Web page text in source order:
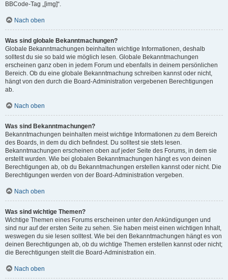
BBCode-Tag „[img]“.
Nach oben
Was sind globale Bekanntmachungen?
Globale Bekanntmachungen beinhalten wichtige Informationen, deshalb
solltest du sie so bald wie möglich lesen. Globale Bekanntmachungen
erscheinen ganz oben in jedem Forum und ebenfalls in deinem persönlichen
Bereich. Ob du eine globale Bekanntmachung schreiben kannst oder nicht,
hängt von den durch die Board-Administration vergebenen Berechtigungen
ab.
Nach oben
Was sind Bekanntmachungen?
Bekanntmachungen beinhalten meist wichtige Informationen zu dem Bereich
des Boards, in dem du dich befindest. Du solltest sie stets lesen.
Bekanntmachungen erscheinen oben auf jeder Seite des Forums, in dem sie
erstellt wurden. Wie bei globalen Bekanntmachungen hängt es von deinen
Berechtigungen ab, ob du Bekanntmachungen erstellen kannst oder nicht. Die
Berechtigungen werden von der Board-Administration vergeben.
Nach oben
Was sind wichtige Themen?
Wichtige Themen eines Forums erscheinen unter den Ankündigungen und
sind nur auf der ersten Seite zu sehen. Sie haben meist einen wichtigen Inhalt,
weswegen du sie lesen solltest. Wie bei den Bekanntmachungen hängt es von
deinen Berechtigungen ab, ob du wichtige Themen erstellen kannst oder nicht;
die Berechtigungen stellt die Board-Administration ein.
Nach oben